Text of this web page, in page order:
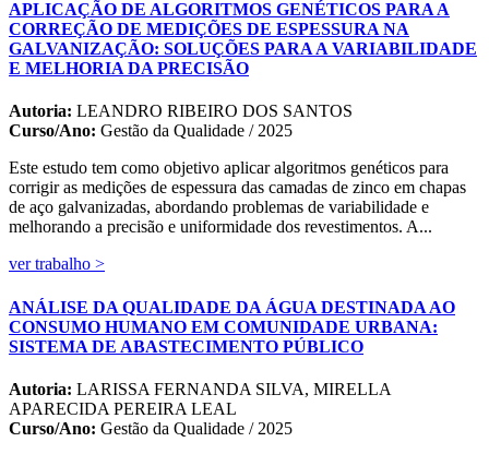
APLICAÇÃO DE ALGORITMOS GENÉTICOS PARA A
CORREÇÃO DE MEDIÇÕES DE ESPESSURA NA
GALVANIZAÇÃO: SOLUÇÕES PARA A VARIABILIDADE
E MELHORIA DA PRECISÃO
Autoria: LEANDRO RIBEIRO DOS SANTOS
Curso/Ano: Gestão da Qualidade / 2025
Este estudo tem como objetivo aplicar algoritmos genéticos para
corrigir as medições de espessura das camadas de zinco em chapas
de aço galvanizadas, abordando problemas de variabilidade e
melhorando a precisão e uniformidade dos revestimentos. A...
ver trabalho >
ANÁLISE DA QUALIDADE DA ÁGUA DESTINADA AO
CONSUMO HUMANO EM COMUNIDADE URBANA:
SISTEMA DE ABASTECIMENTO PÚBLICO
Autoria: LARISSA FERNANDA SILVA, MIRELLA
APARECIDA PEREIRA LEAL
Curso/Ano: Gestão da Qualidade / 2025